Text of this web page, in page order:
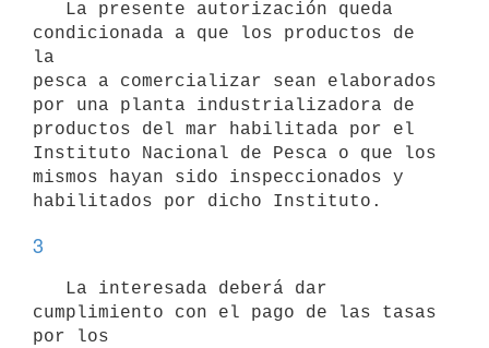
condicionada a que los productos de
la
pesca a comercializar sean elaborados
por una planta industrializadora de
productos del mar habilitada por el
Instituto Nacional de Pesca o que los
mismos hayan sido inspeccionados y
3
cumplimiento con el pago de las tasas
por los